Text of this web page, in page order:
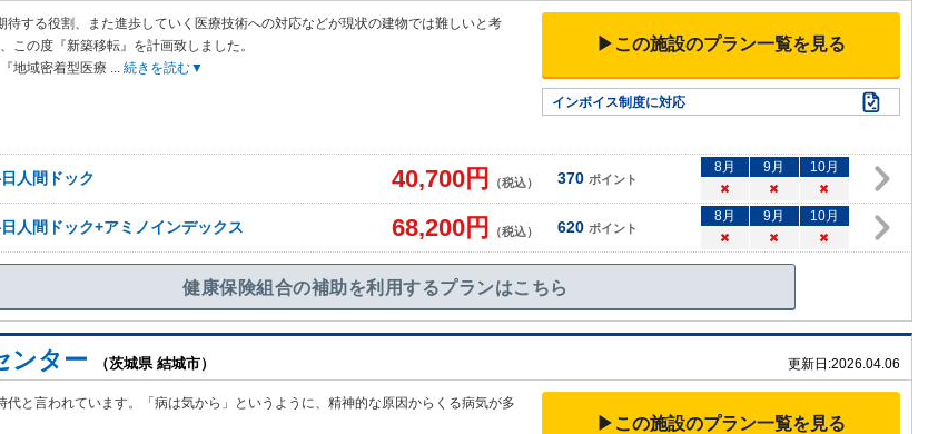
待する役割、また進歩していく医療技術への対応などが現状の建物では難しいと考
この度『新築移転』を計画致しました。
地域密着型医療 ... 続きを読む▼
▶この施設のプラン一覧を見る
インボイス制度に対応
人間ドック 40,700円 （税込） 370 ポイント
8月 9月 10月
×
× ×
人間ドック+アミノインデックス 68,200円 （税込） 620 ポイント
8月 9月 10月
×
× ×
健康保険組合の補助を利用するプランはこちら
ンター （茨城県 結城市） 更新日:2026.04.06
代と言われています。「病は気から」というように、精神的な原因からくる病気が多
▶この施設のプラン一覧を見る